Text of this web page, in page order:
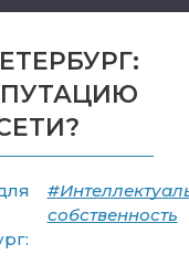
собственность